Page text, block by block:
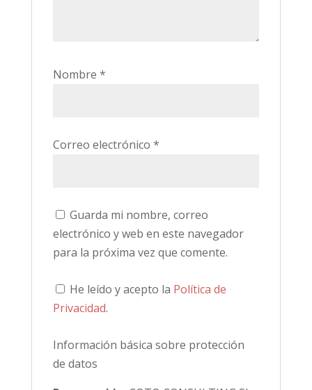
Nombre *
Correo electrónico *
Guarda mi nombre, correo
electrónico y web en este navegador
para la próxima vez que comente.
He leído y acepto la Política de
Privacidad.
Información básica sobre protección
de datos